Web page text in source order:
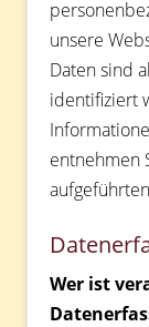
unsere
Daten sind
identifiziert
entnehmen
Wer ist